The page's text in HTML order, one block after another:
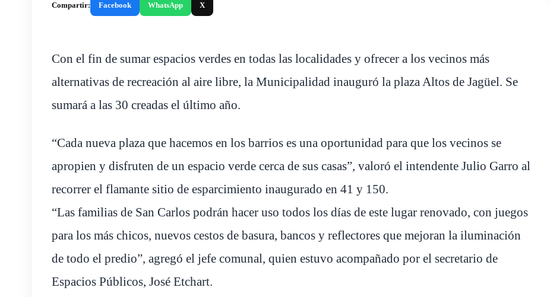
Compartir: Facebook WhatsApp X
Con el fin de sumar espacios verdes en todas las localidades y ofrecer a los vecinos más
alternativas de recreación al aire libre, la Municipalidad inauguró la plaza Altos de Jagüel. Se
sumará a las 30 creadas el último año.
“Cada nueva plaza que hacemos en los barrios es una oportunidad para que los vecinos se
apropien y disfruten de un espacio verde cerca de sus casas”, valoró el intendente Julio Garro al
recorrer el flamante sitio de esparcimiento inaugurado en 41 y 150.
“Las familias de San Carlos podrán hacer uso todos los días de este lugar renovado, con juegos
para los más chicos, nuevos cestos de basura, bancos y reflectores que mejoran la iluminación
de todo el predio”, agregó el jefe comunal, quien estuvo acompañado por el secretario de
Espacios Públicos, José Etchart.